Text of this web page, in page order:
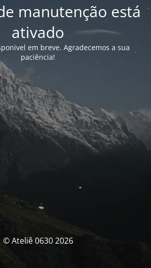
manutenção está
ativado
em breve. Agradecemos a sua
paciência!
© Ateliê 0630 2026